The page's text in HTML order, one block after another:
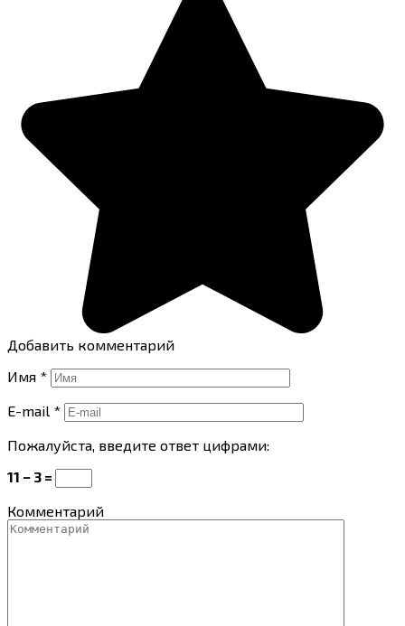
Добавить комментарий
Имя *
E-mail *
Пожалуйста, введите ответ цифрами:
11 − 3 =
Комментарий